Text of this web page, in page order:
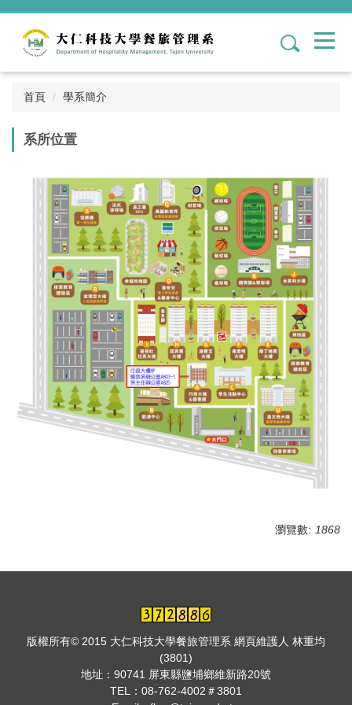
跳
內
1
首頁 學系簡介
系所位置
瀏覽數: 1868
版權所有© 2015 大仁科技大學餐旅管理系 網頁維護人 林重均
(3801)
地址： 90741 屏東縣鹽埔鄉維新路20號
TEL： 08-762-4002＃3801